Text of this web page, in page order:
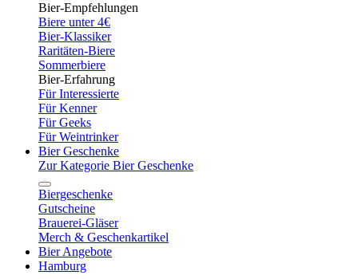
Bier-Empfehlungen
Biere unter 4€
Bier-Klassiker
Raritäten-Biere
Sommerbiere
Bier-Erfahrung
Für Interessierte
Für Kenner
Für Geeks
Für Weintrinker
Bier Geschenke
Zur Kategorie Bier Geschenke
Biergeschenke
Gutscheine
Brauerei-Gläser
Merch & Geschenkartikel
Bier Angebote
Hamburg